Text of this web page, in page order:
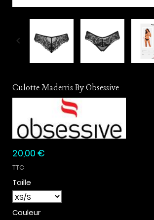

Culotte Maderris By Obsessive
20,00 €
TTC
Taille
Couleur